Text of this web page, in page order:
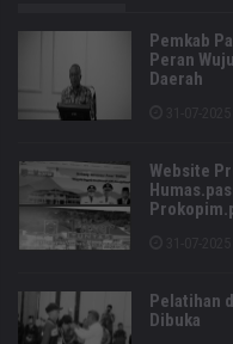
Pemkab
Peran
Daerah
Website
Pelatihan
Dibuka